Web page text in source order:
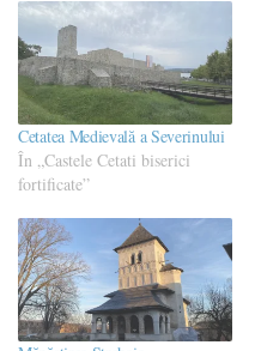
Cetatea Medievală a Severinului
În „Castele Cetati biserici
fortificate”